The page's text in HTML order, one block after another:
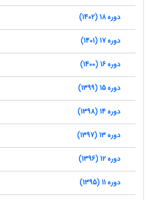
دوره 18 (1402)
دوره 17 (1401)
دوره 16 (1400)
دوره 15 (1399)
دوره 14 (1398)
دوره 13 (1397)
دوره 12 (1396)
دوره 11 (1395)